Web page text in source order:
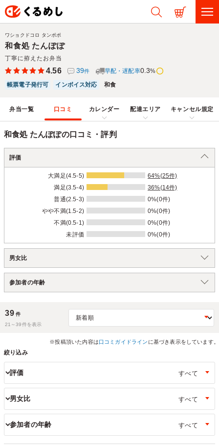
和食処 たんぽぽ
丁寧に拵えたお弁当
ワショクドコロ タンポポ
4.56 39件 早配・遅配率0.3%
帳票電子発行可
インボイス対応 和食
弁当一覧 口コミ カレンダー 配達エリア キャンセル規定
和食処 たんぽぽの口コミ・評判
評価
大満足(4.5-5)
64%(25件)
満足(3.5-4)
36%(14件)
普通(2.5-3)
0%(0件)
やや不満(1.5-2)
0%(0件)
不満(0.5-1)
0%(0件)
未評価
0%(0件)
男女比
参加者の年齢
39 件
21～39件を表示
※投稿頂いた内容は口コミガイドライン に基づき表示をしています。
絞り込み
評価
男女比
参加者の年齢